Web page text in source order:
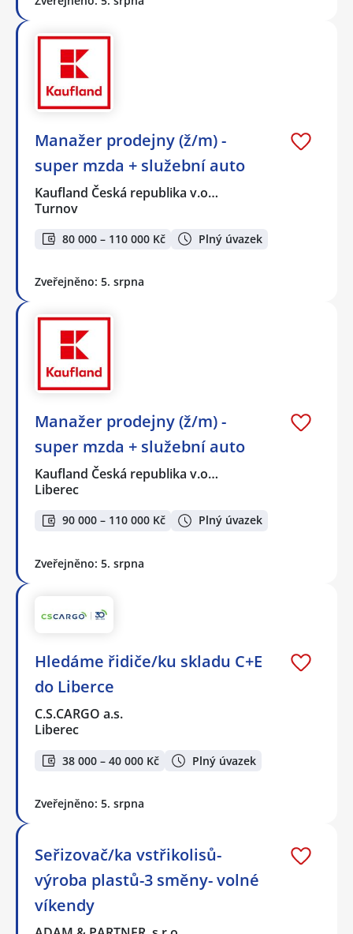
Manažer prodejny (ž/m) -
super mzda + služební auto
Kaufland Česká republika v.o…
Turnov
80 000 – 110 000 Kč Plný úvazek
Zveřejněno: 5. srpna
Manažer prodejny (ž/m) -
super mzda + služební auto
Kaufland Česká republika v.o…
Liberec
90 000 – 110 000 Kč Plný úvazek
Zveřejněno: 5. srpna
Hledáme řidiče/ku skladu C+E
do Liberce
C.S.CARGO a.s.
Liberec
38 000 – 40 000 Kč Plný úvazek
Zveřejněno: 5. srpna
Seřizovač/ka vstřikolisů-
výroba plastů-3 směny- volné
víkendy